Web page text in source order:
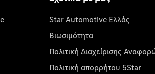
Star Automotive Ελλάς
Βιωσιμότητα
Πολιτική Διαχείρισης
Πολιτική απορρήτου 5Star